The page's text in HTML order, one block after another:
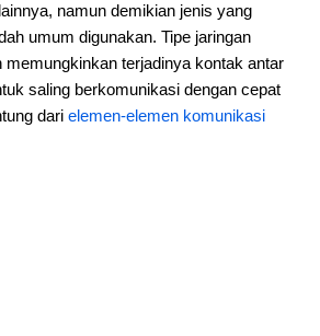
namun demikian jenis yang
umum digunakan. Tipe jaringan
memungkinkan terjadinya kontak antar
saling berkomunikasi dengan cepat
dari elemen-elemen komunikasi